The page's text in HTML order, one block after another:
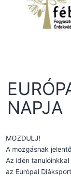
NAPJA
MOZDULJ!
A mozgásnak
Az idén
az Európai